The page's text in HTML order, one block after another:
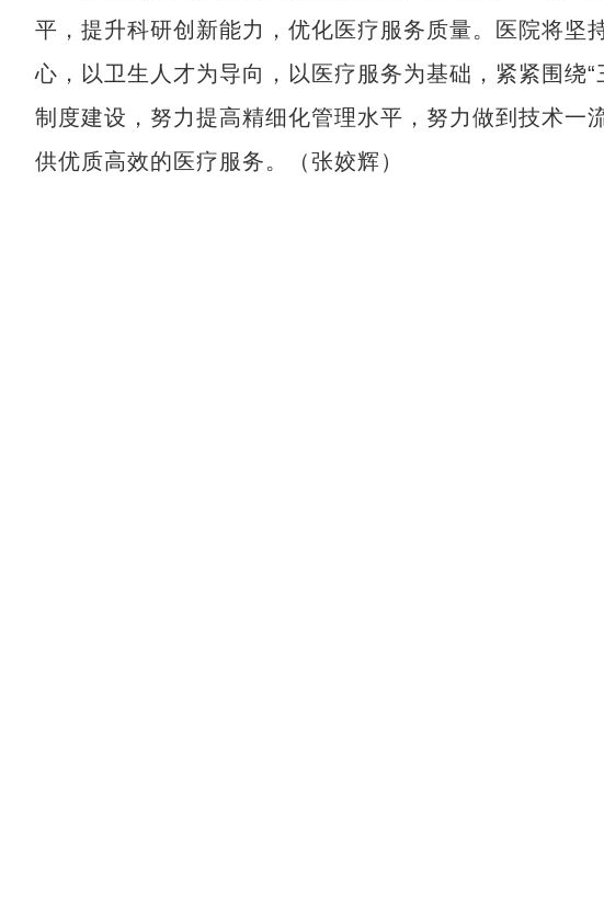
平，提升科研创新能力，优化医疗服务质量。医院将坚
心，以卫生人才为导向，以医疗服务为基础，紧紧围绕
制度建设，努力提高精细化管理水平，努力做到技术一
供优质高效的医疗服务。（张姣辉）